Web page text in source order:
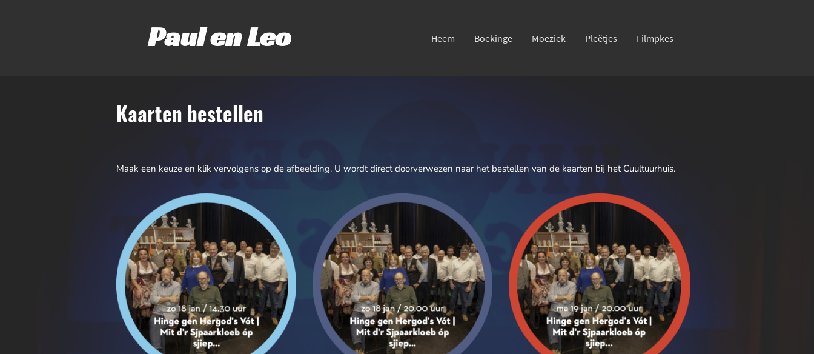
Paul en Leo Heem Boekinge Moeziek Pleëtjes Filmpkes
Kaarten bestellen
Maak een keuze en klik vervolgens op de afbeelding. U wordt direct doorverwezen naar het bestellen van de kaarten bij het Cuultuurhuis.